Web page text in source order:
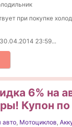
при покупке
23:59...
6% на
Купон
авто, Мотоциклов,